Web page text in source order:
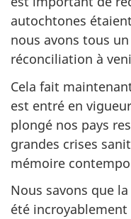
autochtones
nous avons tous
réconciliation à
Cela fait
est entré en
plongé nos pays
grandes crises
mémoire
Nous savons que
été